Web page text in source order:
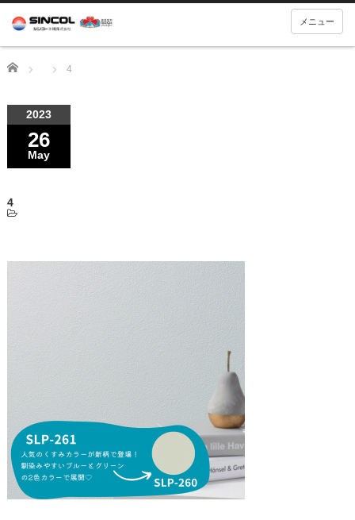
メニュー
Home 4
2023
26
May
4